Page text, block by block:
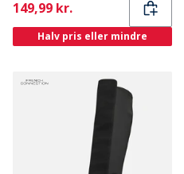
Current
149,99 kr.
Halv pris eller mindre